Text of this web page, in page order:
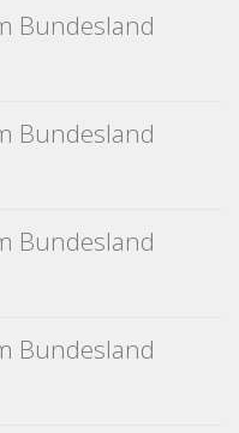
Bundesland
Bundesland
Bundesland
Bundesland